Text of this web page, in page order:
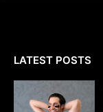
LATEST POSTS